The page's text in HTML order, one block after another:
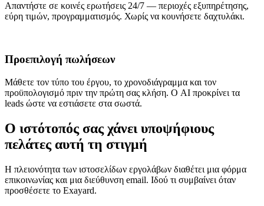
Απαντήστε σε κοινές ερωτήσεις 24/7 — περιοχές εξυπηρέτησης,
εύρη τιμών, προγραμματισμός. Χωρίς να κουνήσετε δαχτυλάκι.
Προεπιλογή πωλήσεων
Μάθετε τον τύπο του έργου, το χρονοδιάγραμμα και τον
προϋπολογισμό πριν την πρώτη σας κλήση. Ο AI προκρίνει τα
leads ώστε να εστιάσετε στα σωστά.
Ο ιστότοπός σας χάνει υποψήφιους
πελάτες αυτή τη στιγμή
Η πλειονότητα των ιστοσελίδων εργολάβων διαθέτει μια φόρμα
επικοινωνίας και μια διεύθυνση email. Ιδού τι συμβαίνει όταν
προσθέσετε το Exayard.